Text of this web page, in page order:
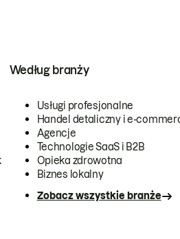
Według branży
Usługi profesjonalne
Handel detaliczny i e-
Agencje
Technologie SaaS i B2B
Opieka zdrowotna
Biznes lokalny
Zobacz wszystkie branże